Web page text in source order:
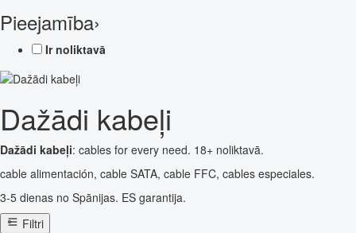
Pieejamība›
Ir noliktavā
Dažādi kabeļi
Dažādi kabeļi: cables for every need. 18+ noliktavā.
cable alimentación, cable SATA, cable FFC, cables especiales.
3-5 dienas no Spānijas. ES garantija.
Filtri